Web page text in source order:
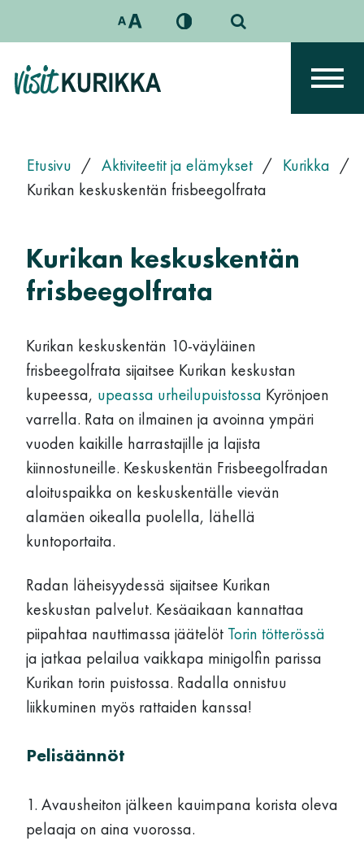
Päävalikko
Etusivu / Aktiviteetit ja elämykset / Kurikka /
Kurikan keskuskentän frisbeegolfrata
Kurikan keskuskentän
frisbeegolfrata
Kurikan keskuskentän 10-väyläinen
frisbeegolfrata sijaitsee Kurikan keskustan
kupeessa, upeassa urheilupuistossa Kyrönjoen
varrella. Rata on ilmainen ja avoinna ympäri
vuoden kaikille harrastajille ja lajista
kiinnostuneille. Keskuskentän Frisbeegolfradan
aloituspaikka on keskuskentälle vievän
alamäen oikealla puolella, lähellä
kuntoportaita.
Radan läheisyydessä sijaitsee Kurikan
keskustan palvelut. Kesäaikaan kannattaa
piipahtaa nauttimassa jäätelöt Torin tötterössä
ja jatkaa pelailua vaikkapa minigolfin parissa
Kurikan torin puistossa. Radalla onnistuu
liikkuminen myös rattaiden kanssa!
Pelisäännöt
1. Avausheiton jälkeen kauimpana korista oleva
pelaaja on aina vuorossa.